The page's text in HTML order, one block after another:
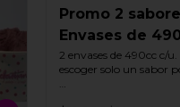
Promo 2
Envases de
2 envases de 490cc c/u.
escoger solo un sabor